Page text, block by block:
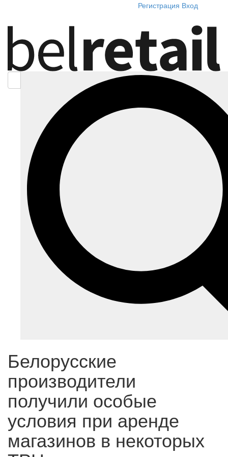
Регистрация Вход
Белорусские
производители
получили особые
условия при аренде
магазинов в некоторых